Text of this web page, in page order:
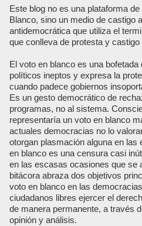
Este blog no es una plataforma
Blanco, sino un medio de castigo
antidemocrática que utiliza el
que conlleva de protesta y castigo
El voto en blanco es una
políticos ineptos y expresa la
cuando padece gobiernos
Es un gesto democrático de
programas, no al sistema.
representaría un voto en blanco
actuales democracias no lo
otorgan plasmación alguna en las
en blanco es una censura casi
en las escasas ocasiones que se
bitácora abraza dos objetivos
voto en blanco en las
ciudadanos libres ejercer el
de manera permanente, a través
opinión y análisis.